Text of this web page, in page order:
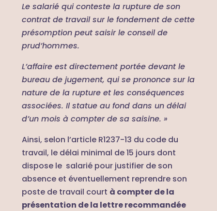
Le salarié qui conteste la rupture de son
contrat de travail sur le fondement de cette
présomption peut saisir le conseil de
prud’hommes.
L’affaire est directement portée devant le
bureau de jugement, qui se prononce sur la
nature de la rupture et les conséquences
associées. Il statue au fond dans un délai
d’un mois à compter de sa saisine. »
Ainsi, selon l’article R1237-13 du code du
travail, le délai minimal de 15 jours dont
dispose le salarié pour justifier de son
absence et éventuellement reprendre son
poste de travail court à compter de la
présentation de la lettre recommandée